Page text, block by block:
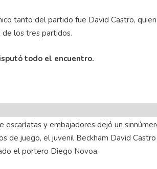
tanto del partido fue David Castro,
de los tres partidos.
todo el encuentro.
escarlatas y embajadores dejó un
de juego, el juvenil Beckham David
el portero Diego Novoa.